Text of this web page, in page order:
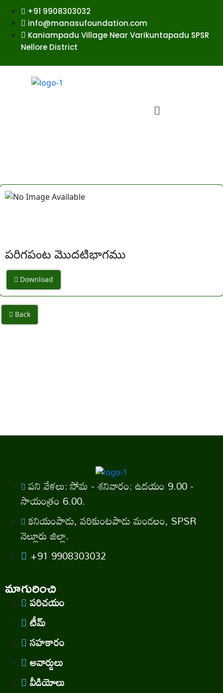
+91 9908303032
info@manasufoundation.com
Kaniampadu Village Near Varikuntapadu SPSR
Nellore District
పరిగపంట మొదటిభాగము
Download
Back
పని వేళలు: సోమ - శనివారం: ఉదయం 9.00 -
సాయంత్రం 6.00.
కనియంపాడు, వరికుంటపాడు మండలం, SPSR
నెల్లూరు జిల్లా.
+91 9908303032
మాగురించి
పరిచయం
టీమ్
సహకారం
అవార్డులు
వీడియోలు